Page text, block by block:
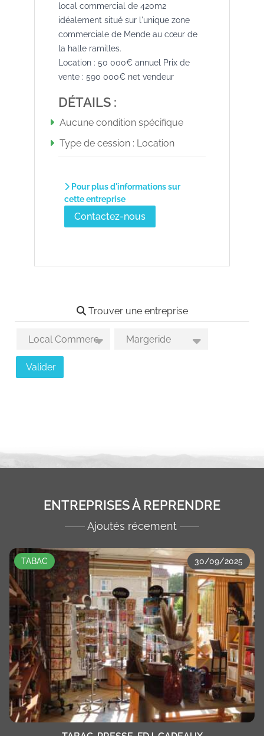
local commercial de 420m2
idéalement situé sur l'unique zone
commerciale de Mende au cœur de
la halle ramilles.
Location : 50 000€ annuel Prix de
vente : 590 000€ net vendeur
DÉTAILS :
Aucune condition spécifique
Type de cession : Location
Pour plus d'informations sur
cette entreprise
Contactez-nous
Trouver une entreprise
Type de local recherché Choix des secteurs géographiques
Valider
ENTREPRISES À REPRENDRE
Ajoutés récement
TABAC 30/09/2025